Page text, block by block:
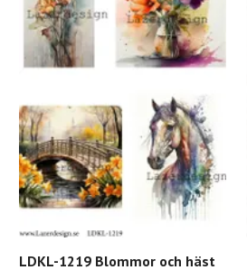
LDKL-1219 Blommor och häst